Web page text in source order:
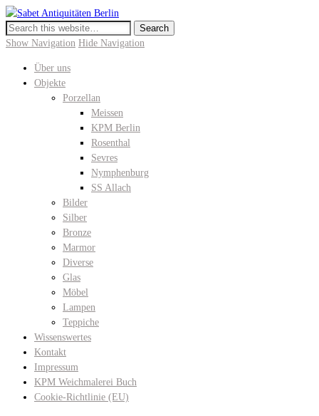
Meissen, KPM Porzellan, Perser- und Chinateppiche I Hochwertige
Antiquitäten in der Keitstrasse 10
Show Navigation Hide Navigation
Über uns
Objekte
Porzellan
Meissen
KPM Berlin
Rosenthal
Sevres
Nymphenburg
SS Allach
Bilder
Silber
Bronze
Marmor
Diverse
Glas
Möbel
Lampen
Teppiche
Wissenswertes
Kontakt
Impressum
KPM Weichmalerei Buch
Cookie-Richtlinie (EU)